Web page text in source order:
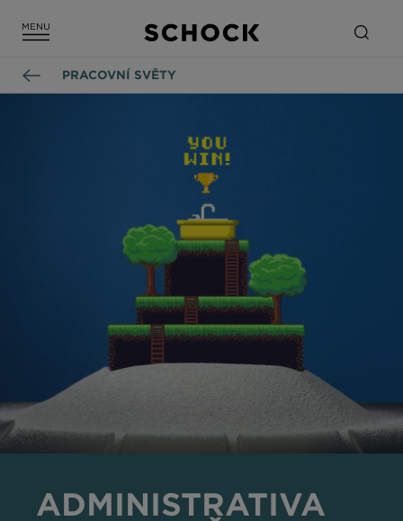
PRACOVNÍ SVĚTY
ADMINISTRATIVA